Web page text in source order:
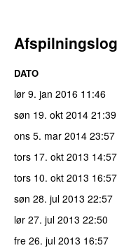
Afspilningslog
DATO
lør 9. jan 2016 11:46
søn 19. okt 2014 21:39
ons 5. mar 2014 23:57
tors 17. okt 2013 14:57
tors 10. okt 2013 16:57
søn 28. jul 2013 22:57
lør 27. jul 2013 22:50
fre 26. jul 2013 16:57